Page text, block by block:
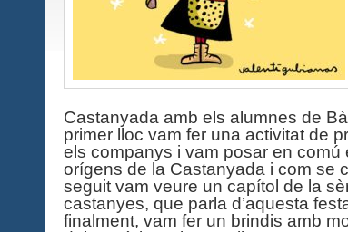
Castanyada amb els alumnes de
primer lloc vam fer una activitat de
els companys i vam posar en comú
orígens de la Castanyada i com se
seguit vam veure un capítol de la
castanyes, que parla d’aquesta
finalment, vam fer un brindis amb